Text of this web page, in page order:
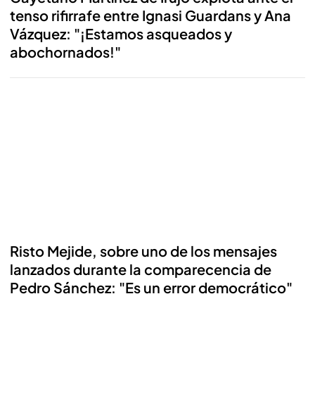
tenso rifirrafe entre Ignasi Guardans y Ana
Vázquez: "¡Estamos asqueados y
abochornados!"
Risto Mejide, sobre uno de los mensajes
lanzados durante la comparecencia de
Pedro Sánchez: "Es un error democrático"